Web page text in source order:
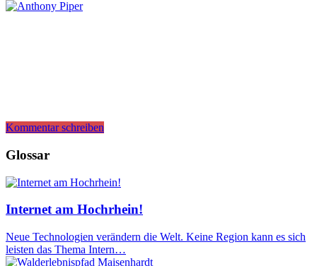
Kommentar schreiben
Glossar
Internet am Hochrhein!
Neue Technologien verändern die Welt. Keine Region kann es sich
leisten das Thema Intern…